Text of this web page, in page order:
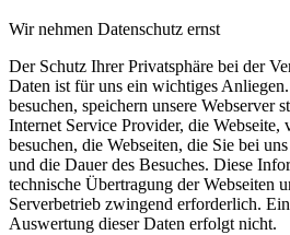
Wir nehmen Datenschutz ernst
Der Schutz Ihrer Privatsphäre bei der
Daten ist für uns ein wichtiges
besuchen, speichern unsere Webserver
Internet Service Provider, die Webseite,
besuchen, die Webseiten, die Sie bei
und die Dauer des Besuches. Diese
technische Übertragung der Webseiten
Serverbetrieb zwingend erforderlich.
Auswertung dieser Daten erfolgt nicht.